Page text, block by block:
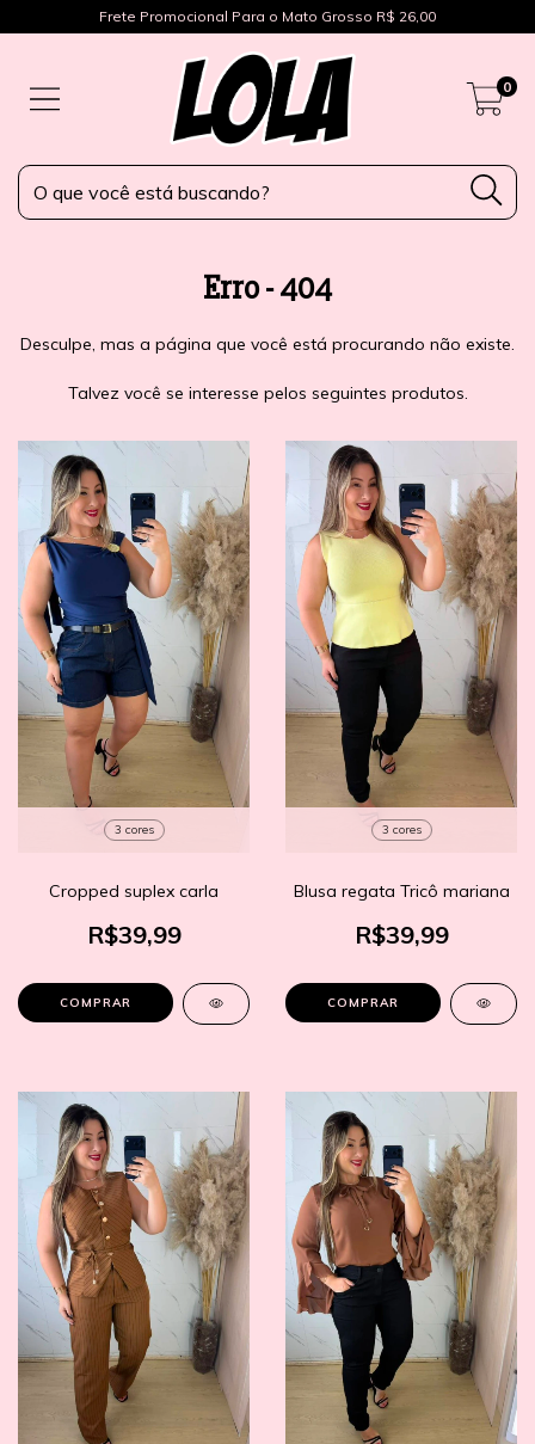
Frete Promocional Para o Mato Grosso R$ 26,00
0
Erro - 404
Desculpe, mas a página que você está procurando não existe.
Talvez você se interesse pelos seguintes produtos.
3 cores
Cropped suplex carla
R$39,99
COMPRAR
3 cores
Blusa regata Tricô mariana
R$39,99
COMPRAR